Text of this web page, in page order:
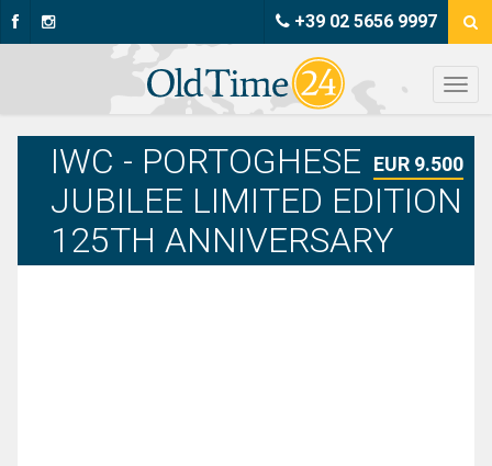
+39 02 5656 9997
EUR 9.500
IWC - PORTOGHESE
JUBILEE LIMITED EDITION
125TH ANNIVERSARY